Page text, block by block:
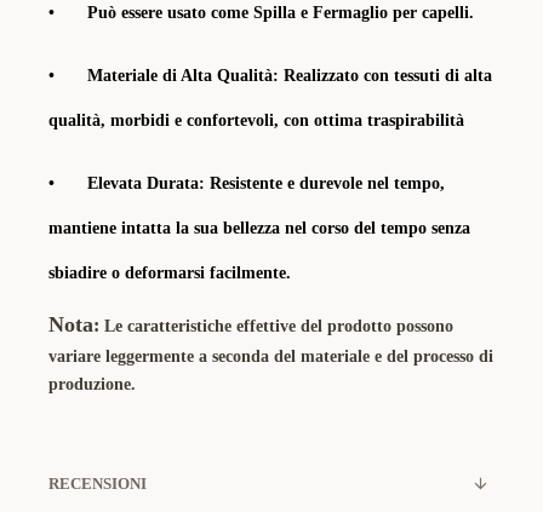
• Può essere usato come Spilla e Fermaglio per capelli.
• Materiale di Alta Qualità: Realizzato con tessuti di alta
qualità, morbidi e confortevoli, con ottima traspirabilità
• Elevata Durata: Resistente e durevole nel tempo,
mantiene intatta la sua bellezza nel corso del tempo senza
sbiadire o deformarsi facilmente.
Nota: Le caratteristiche effettive del prodotto possono
variare leggermente a seconda del materiale e del processo di
produzione.
RECENSIONI